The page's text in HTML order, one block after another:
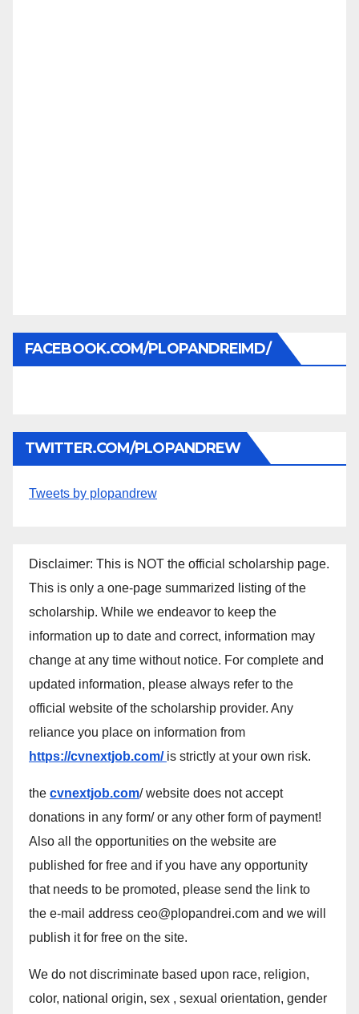
FACEBOOK.COM/PLOPANDREIMD/
TWITTER.COM/PLOPANDREW
Tweets by plopandrew
Disclaimer: This is NOT the official scholarship page.
This is only a one-page summarized listing of the
scholarship. While we endeavor to keep the
information up to date and correct, information may
change at any time without notice. For complete and
updated information, please always refer to the
official website of the scholarship provider. Any
reliance you place on information from
https://cvnextjob.com/ is strictly at your own risk.
the cvnextjob.com/ website does not accept
donations in any form/ or any other form of payment!
Also all the opportunities on the website are
published for free and if you have any opportunity
that needs to be promoted, please send the link to
the e-mail address ceo@plopandrei.com and we will
publish it for free on the site.
We do not discriminate based upon race, religion,
color, national origin, sex , sexual orientation, gender